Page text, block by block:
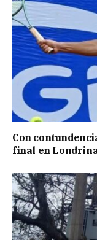
Con
final en